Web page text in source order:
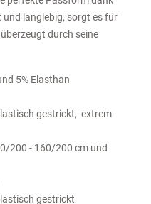
langlebig, sorgt es für
durch seine
5% Elasthan
gestrickt, extrem
200 - 160/200 cm und
gestrickt